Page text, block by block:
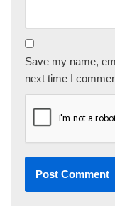
Save my name,
next time I